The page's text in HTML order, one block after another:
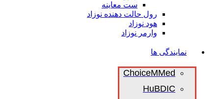
ست معاینه
رول حالت دهنده نوزاد
هود نوزاد
وارمر نوزاد
نمایندگی ها
ChoiceMMed
HuBDIC